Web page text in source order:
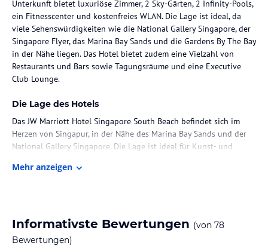
Unterkunft bietet luxuriöse Zimmer, 2 Sky-Gärten, 2 Infinity-Pools,
ein Fitnesscenter und kostenfreies WLAN. Die Lage ist ideal, da
viele Sehenswürdigkeiten wie die National Gallery Singapore, der
Singapore Flyer, das Marina Bay Sands und die Gardens By The Bay
in der Nähe liegen. Das Hotel bietet zudem eine Vielzahl von
Restaurants und Bars sowie Tagungsräume und eine Executive
Club Lounge.
Die Lage des Hotels
Das JW Marriott Hotel Singapore South Beach befindet sich im
Herzen von Singapur, in der Nähe des Marina Bay Sands und der
National Gallery Singapore. Die Lage ist ideal für Kunst- und
Kunst- und Kulturviertels befindet. Der Flughafen Singapur ist
Zimmer / Unterbringung im Hotel
Mehr anzeigen
Informativste Bewertungen (von 78
Bewertungen)